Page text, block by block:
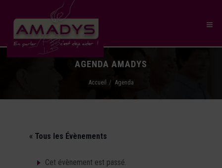
AGENDA AMADYS
Accueil Agenda
« Tous les Évènements
Cet évènement est passé.